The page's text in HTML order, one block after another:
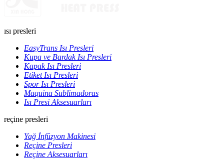
ısı presleri
EasyTrans Isı Presleri
Kupa ve Bardak Isı Presleri
Kapak Isı Presleri
Etiket Isı Presleri
Spor Isı Presleri
Maquina Sublimadoras
Isı Presi Aksesuarları
reçine presleri
Yağ İnfüzyon Makinesi
Reçine Presleri
Reçine Aksesuarları